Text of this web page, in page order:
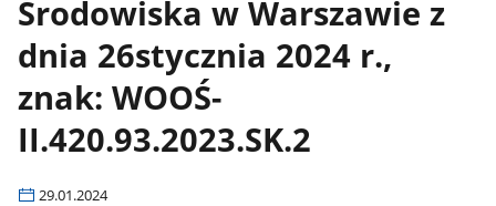
Środowiska w Warszawie z
dnia 26stycznia 2024 r.,
znak: WOOŚ-
II.420.93.2023.SK.2
29.01.2024